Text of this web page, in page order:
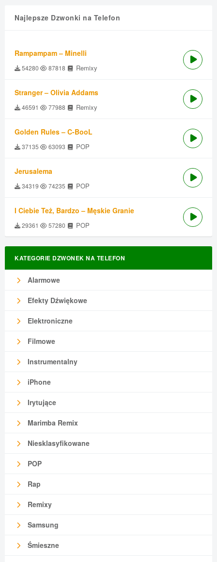
Najlepsze Dzwonki na Telefon
Rampampam – Minelli
54280 87818 Remixy
Stranger – Olivia Addams
46591 77988 Remixy
Golden Rules – C-BooL
37135 63093 POP
Jerusalema
34319 74235 POP
I Ciebie Też, Bardzo – Męskie Granie
29361 57280 POP
KATEGORIE DZWONEK NA TELEFON
Alarmowe
Efekty Dźwiękowe
Elektroniczne
Filmowe
Instrumentalny
iPhone
Irytujące
Marimba Remix
Niesklasyfikowane
POP
Rap
Remixy
Samsung
Śmieszne